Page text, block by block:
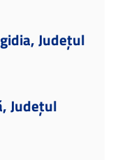
Județul
Județul